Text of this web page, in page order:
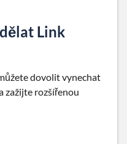
Link
dovolit vynechat
zažijte rozšířenou